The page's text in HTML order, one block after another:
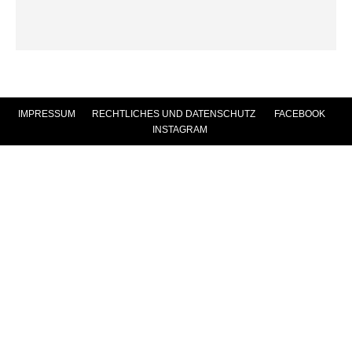
IMPRESSUM RECHTLICHES UND DATENSCHUTZ| FACEBOOK|
INSTAGRAM